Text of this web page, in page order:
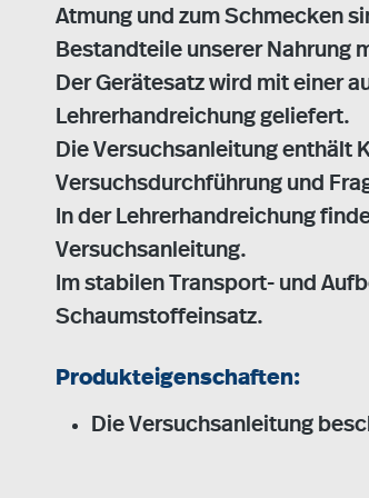
Atmung und zum Schmecken
Bestandteile unserer Nahrung
Der Gerätesatz wird mit einer
Lehrerhandreichung geliefert.
Die Versuchsanleitung enthält
Versuchsdurchführung und
In der Lehrerhandreichung
Versuchsanleitung.
Im stabilen Transport- und
Schaumstoffeinsatz.
Produkteigenschaften:
Die Versuchsanleitung